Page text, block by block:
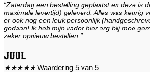
“Zaterdag een bestelling geplaatst en deze is
maximale levertijd) geleverd. Alles was keurig
er ook nog een leuk persoonlijk
gedaan! Ik heb mijn vader hier erg blij mee
zeker opnieuw bestellen.”
Juul
★★★★★ Waardering 5 van 5